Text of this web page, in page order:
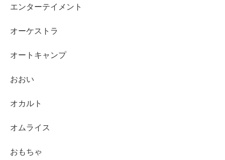
エンターテイメント
オーケストラ
オートキャンプ
おおい
オカルト
オムライス
おもちゃ